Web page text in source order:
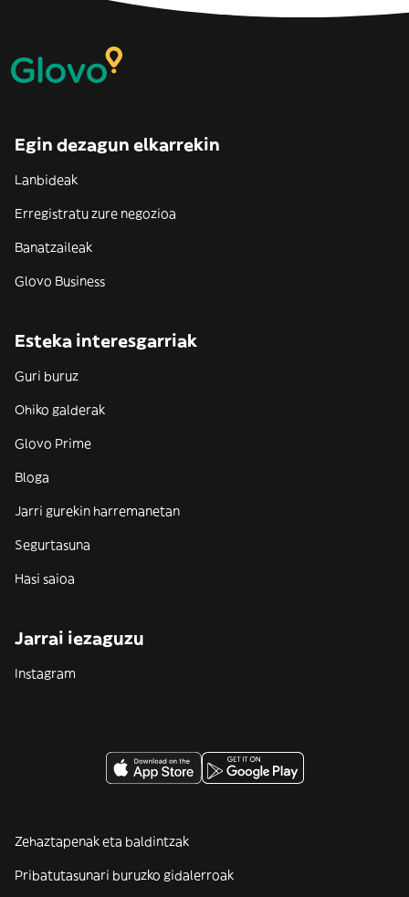
Egin dezagun elkarrekin
Lanbideak
Erregistratu zure negozioa
Banatzaileak
Glovo Business
Esteka interesgarriak
Guri buruz
Ohiko galderak
Glovo Prime
Bloga
Jarri gurekin harremanetan
Segurtasuna
Hasi saioa
Jarrai iezaguzu
Instagram
Zehaztapenak eta baldintzak
Pribatutasunari buruzko gidalerroak